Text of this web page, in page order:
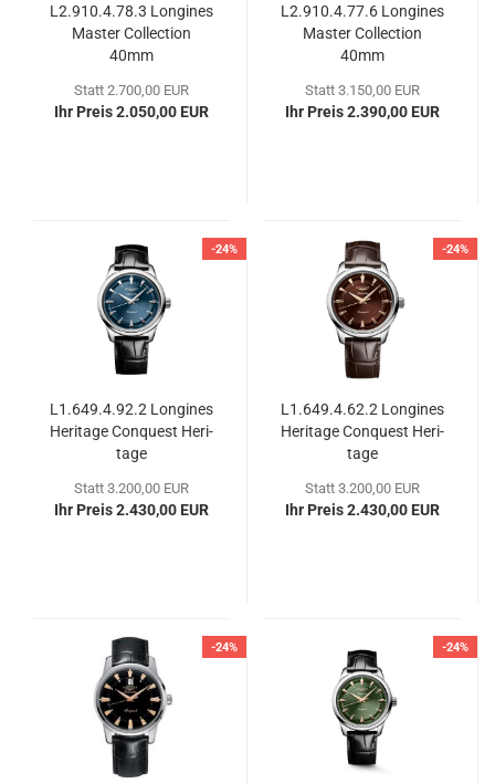
L2.910.4.78.3 Lon­gi­nes
Mas­ter Coll­ec­tion
40mm
Statt 2.700,00 EUR
Ihr Preis 2.050,00 EUR
L2.910.4.77.6 Lon­gi­nes
Mas­ter Coll­ec­tion
40mm
Statt 3.150,00 EUR
Ihr Preis 2.390,00 EUR
-24%
L1.649.4.92.2 Lon­gi­nes
He­ri­ta­ge Con­quest He­ri­
ta­ge
Statt 3.200,00 EUR
Ihr Preis 2.430,00 EUR
-24%
L1.649.4.62.2 Lon­gi­nes
He­ri­ta­ge Con­quest He­ri­
ta­ge
Statt 3.200,00 EUR
Ihr Preis 2.430,00 EUR
-24% -24%